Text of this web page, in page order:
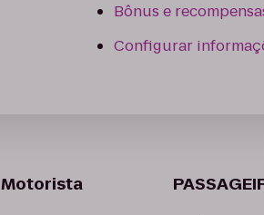
Bônus e
Configurar
Motorista